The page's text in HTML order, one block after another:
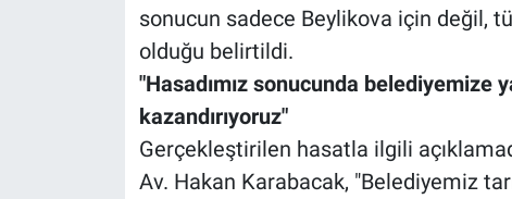
sonucun sadece Beylikova için değil,
olduğu belirtildi.
"Hasadımız sonucunda belediyemize
kazandırıyoruz"
Gerçekleştirilen hasatla ilgili
Av. Hakan Karabacak, "Belediyemiz